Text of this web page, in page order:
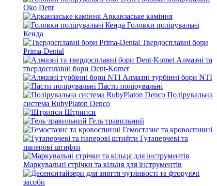
Oko Dent
Арканзаське каміння
Головки полірувальні
Кенда
Твердосплавні бори
Prima-Dental
Алмазні та
твердосплавні бори Dent-Komet
Алмазні турбінні бори NTI
Пасти полірувальні
Полірувальна
система RubyPlaton Denco
Штрипси
Гель травильний
Гемостазис та кровоспинні
Гутаперчеві та
паперові штифти
Маркувальні стрічки та кільця для інструментів